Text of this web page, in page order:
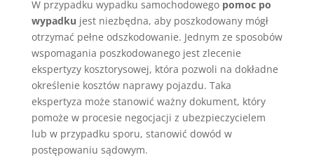
W przypadku wypadku samochodowego pomoc po
wypadku jest niezbędna, aby poszkodowany mógł
otrzymać pełne odszkodowanie. Jednym ze sposobów
wspomagania poszkodowanego jest zlecenie
ekspertyzy kosztorysowej, która pozwoli na dokładne
określenie kosztów naprawy pojazdu. Taka
ekspertyza może stanowić ważny dokument, który
pomoże w procesie negocjacji z ubezpieczycielem
lub w przypadku sporu, stanowić dowód w
postępowaniu sądowym.